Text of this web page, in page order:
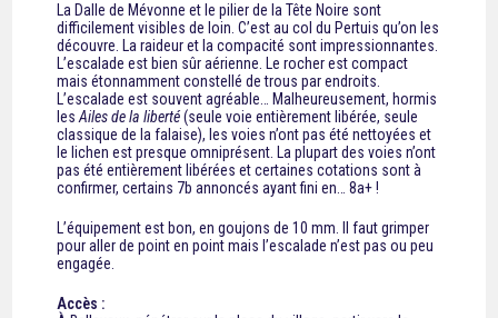
La Dalle de Mévonne et le pilier de la Tête Noire sont
difficilement visibles de loin. C’est au col du Pertuis qu’on les
découvre. La raideur et la compacité sont impressionnantes.
L’escalade est bien sûr aérienne. Le rocher est compact
mais étonnamment constellé de trous par endroits.
L’escalade est souvent agréable… Malheureusement, hormis
lesAiles de la liberté(seule voie entièrement libérée, seule
classique de la falaise), les voies n’ont pas été nettoyées et
le lichen est presque omniprésent. La plupart des voies n’ont
pas été entièrement libérées et certaines cotations sont à
confirmer, certains 7b annoncés ayant fini en… 8a+ !
L’équipement est bon, en goujons de 10 mm. Il faut grimper
pour aller de point en point mais l’escalade n’est pas ou peu
engagée.
Accès :